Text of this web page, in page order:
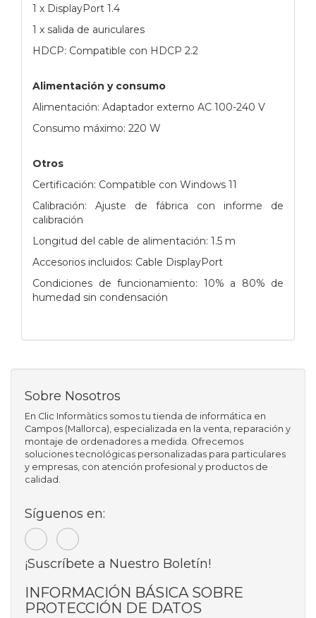
1 x DisplayPort 1.4
1 x salida de auriculares
HDCP: Compatible con HDCP 2.2
Alimentación y consumo
Alimentación: Adaptador externo AC 100-240 V
Consumo máximo: 220 W
Otros
Certificación: Compatible con Windows 11
Calibración: Ajuste de fábrica con informe de
calibración
Longitud del cable de alimentación: 1.5 m
Accesorios incluidos: Cable DisplayPort
Condiciones de funcionamiento: 10% a 80% de
humedad sin condensación
Sobre Nosotros
En Clic Informàtics somos tu tienda de informática en
Campos (Mallorca), especializada en la venta, reparación y
montaje de ordenadores a medida. Ofrecemos
soluciones tecnológicas personalizadas para particulares
y empresas, con atención profesional y productos de
calidad.
Síguenos en:
¡Suscríbete a Nuestro Boletín!
INFORMACIÓN BÁSICA SOBRE
PROTECCIÓN DE DATOS